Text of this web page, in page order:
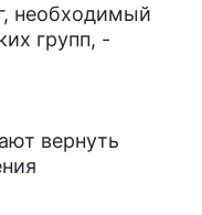
необходимый
групп, -
вернуть